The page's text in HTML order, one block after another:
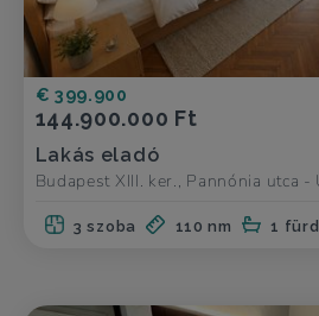
€ 399.900
144.900.000 Ft
Lakás eladó
Budapest XIII. ker., Pannónia utca
3 szoba 110 nm 1